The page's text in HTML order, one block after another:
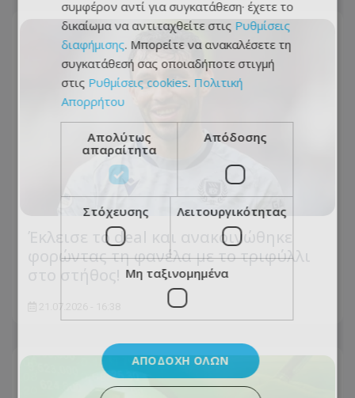
Έκλεισε το deal και ανακοινώθηκε
φορώντας τη φανέλα με το τριφύλλι
συμφέρον αντί για συγκατάθεση· έχετε το
δικαίωμα να αντιταχθείτε στις Ρυθμίσεις
διαφήμισης. Μπορείτε να ανακαλέσετε τη
συγκατάθεσή σας οποιαδήποτε στιγμή
στις Ρυθμίσεις cookies. Πολιτική
Απορρήτου
Απολύτως
απαραίτητα
Απόδοσης
Στόχευσης Λειτουργικότητας
Μη ταξινομημένα
ΑΠΟΔΟΧΉ ΌΛΩΝ